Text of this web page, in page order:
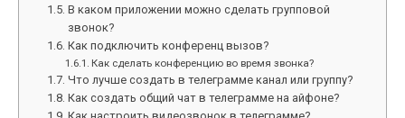
В каком приложении можно сделать групповой
звонок?
Как подключить конференц вызов?
Как сделать конференцию во время звонка?
Что лучше создать в телеграмме канал или группу?
Как создать общий чат в телеграмме на айфоне?